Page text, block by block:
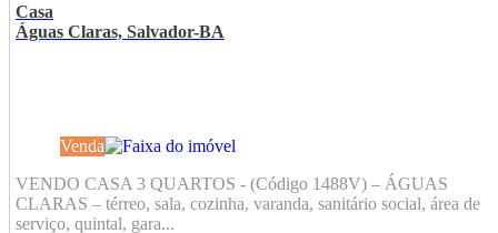
Casa
Águas Claras, Salvador-BA
Venda
VENDO CASA 3 QUARTOS - (Código 1488V) – ÁGUAS
CLARAS – térreo, sala, cozinha, varanda, sanitário social, área de
serviço, quintal, gara...